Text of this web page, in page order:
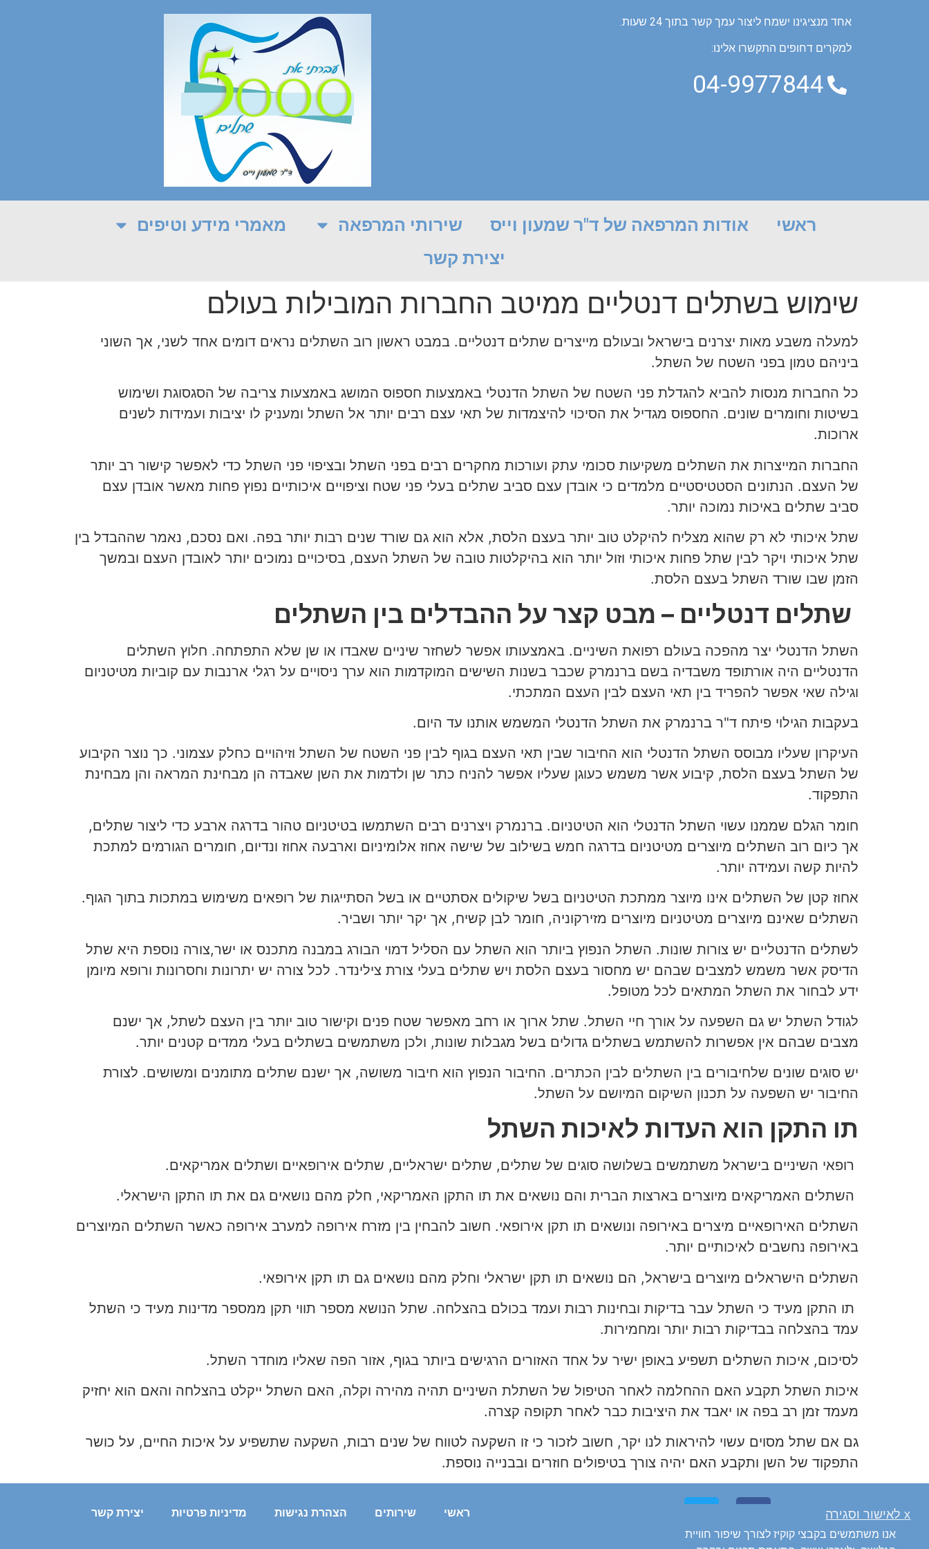
אחד מנציגינו ישמח ליצור עמך קשר בתוך 24 שעות.
למקרים דחופים התקשרו אלינו:
04-9977844
ראשי אודות המרפאה של ד"ר שמעון וייס שירותי המרפאה
מאמרי מידע וטיפים
יצירת קשר
שימוש בשתלים דנטליים ממיטב החברות המובילות בעולם
למעלה משבע מאות יצרנים בישראל ובעולם מייצרים שתלים דנטליים. במבט ראשון רוב השתלים נראים דומים אחד לשני, אך השוני
ביניהם טמון בפני השטח של השתל.
כל החברות מנסות להביא להגדלת פני השטח של השתל הדנטלי באמצעות חספוס המושג באמצעות צריבה של הסגסוגת ושימוש
בשיטות וחומרים שונים. החספוס מגדיל את הסיכוי להיצמדות של תאי עצם רבים יותר אל השתל ומעניק לו יציבות ועמידות לשנים
ארוכות.
החברות המייצרות את השתלים משקיעות סכומי עתק ועורכות מחקרים רבים בפני השתל ובציפוי פני השתל כדי לאפשר קישור רב יותר
של העצם. הנתונים הסטטיסטיים מלמדים כי אובדן עצם סביב שתלים בעלי פני שטח וציפויים איכותיים נפוץ פחות מאשר אובדן עצם
סביב שתלים באיכות נמוכה יותר.
שתל איכותי לא רק שהוא מצליח להיקלט טוב יותר בעצם הלסת, אלא הוא גם שורד שנים רבות יותר בפה. ואם נסכם, נאמר שההבדל בין
שתל איכותי ויקר לבין שתל פחות איכותי וזול יותר הוא בהיקלטות טובה של השתל העצם, בסיכויים נמוכים יותר לאובדן העצם ובמשך
הזמן שבו שורד השתל בעצם הלסת.
שתלים דנטליים – מבט קצר על ההבדלים בין השתלים
השתל הדנטלי יצר מהפכה בעולם רפואת השיניים. באמצעותו אפשר לשחזר שיניים שאבדו או שן שלא התפתחה. חלוץ השתלים
הדנטליים היה אורתופד משבדיה בשם ברנמרק שכבר בשנות השישים המוקדמות הוא ערך ניסויים על רגלי ארנבות עם קוביות מטיטניום
וגילה שאי אפשר להפריד בין תאי העצם לבין העצם המתכתי.
בעקבות הגילוי פיתח ד"ר ברנמרק את השתל הדנטלי המשמש אותנו עד היום.
העיקרון שעליו מבוסס השתל הדנטלי הוא החיבור שבין תאי העצם בגוף לבין פני השטח של השתל וזיהויים כחלק עצמוני. כך נוצר הקיבוע
של השתל בעצם הלסת, קיבוע אשר משמש כעוגן שעליו אפשר להניח כתר שן ולדמות את השן שאבדה הן מבחינת המראה והן מבחינת
התפקוד.
חומר הגלם שממנו עשוי השתל הדנטלי הוא הטיטניום. ברנמרק ויצרנים רבים השתמשו בטיטניום טהור בדרגה ארבע כדי ליצור שתלים,
אך כיום רוב השתלים מיוצרים מטיטניום בדרגה חמש בשילוב של שישה אחוז אלומיניום וארבעה אחוז ונדיום, חומרים הגורמים למתכת
להיות קשה ועמידה יותר.
אחוז קטן של השתלים אינו מיוצר ממתכת הטיטניום בשל שיקולים אסתטיים או בשל הסתייגות של רופאים משימוש במתכות בתוך הגוף.
השתלים שאינם מיוצרים מטיטניום מיוצרים מזירקוניה, חומר לבן קשיח, אך יקר יותר ושביר.
לשתלים הדנטליים יש צורות שונות. השתל הנפוץ ביותר הוא השתל עם הסליל דמוי הבורג במבנה מתכנס או ישר,צורה נוספת היא שתל
הדיסק אשר משמש למצבים שבהם יש מחסור בעצם הלסת ויש שתלים בעלי צורת צילינדר. לכל צורה יש יתרונות וחסרונות ורופא מיומן
ידע לבחור את השתל המתאים לכל מטופל.
לגודל השתל יש גם השפעה על אורך חיי השתל. שתל ארוך או רחב מאפשר שטח פנים וקישור טוב יותר בין העצם לשתל, אך ישנם
מצבים שבהם אין אפשרות להשתמש בשתלים גדולים בשל מגבלות שונות, ולכן משתמשים בשתלים בעלי ממדים קטנים יותר.
יש סוגים שונים שלחיבורים בין השתלים לבין הכתרים. החיבור הנפוץ הוא חיבור משושה, אך ישנם שתלים מתומנים ומשושים. לצורת
החיבור יש השפעה על תכנון השיקום המיושם על השתל.
תו התקן הוא העדות לאיכות השתל
רופאי השיניים בישראל משתמשים בשלושה סוגים של שתלים, שתלים ישראליים, שתלים אירופאיים ושתלים אמריקאים.
השתלים האמריקאים מיוצרים בארצות הברית והם נושאים את תו התקן האמריקאי, חלק מהם נושאים גם את תו התקן הישראלי.
השתלים האירופאיים מיצרים באירופה ונושאים תו תקן אירופאי. חשוב להבחין בין מזרח אירופה למערב אירופה כאשר השתלים המיוצרים
באירופה נחשבים לאיכותיים יותר.
השתלים הישראלים מיוצרים בישראל, הם נושאים תו תקן ישראלי וחלק מהם נושאים גם תו תקן אירופאי.
תו התקן מעיד כי השתל עבר בדיקות ובחינות רבות ועמד בכולם בהצלחה. שתל הנושא מספר תווי תקן ממספר מדינות מעיד כי השתל
עמד בהצלחה בבדיקות רבות יותר ומחמירות.
לסיכום, איכות השתלים תשפיע באופן ישיר על אחד האזורים הרגישים ביותר בגוף, אזור הפה שאליו מוחדר השתל.
איכות השתל תקבע האם ההחלמה לאחר הטיפול של השתלת השיניים תהיה מהירה וקלה, האם השתל ייקלט בהצלחה והאם הוא יחזיק
מעמד זמן רב בפה או יאבד את היציבות כבר לאחר תקופה קצרה.
גם אם שתל מסוים עשוי להיראות לנו יקר, חשוב לזכור כי זו השקעה לטווח של שנים רבות, השקעה שתשפיע על איכות החיים, על כושר
התפקוד של השן ותקבע האם יהיה צורך בטיפולים חוזרים ובבנייה נוספת.
ראשי שירותים הצהרת נגישות מדיניות פרטיות יצירת קשר
אנו משתמשים בקבצי קוקיז לצורך שיפור חוויית
x לאישור וסגירה